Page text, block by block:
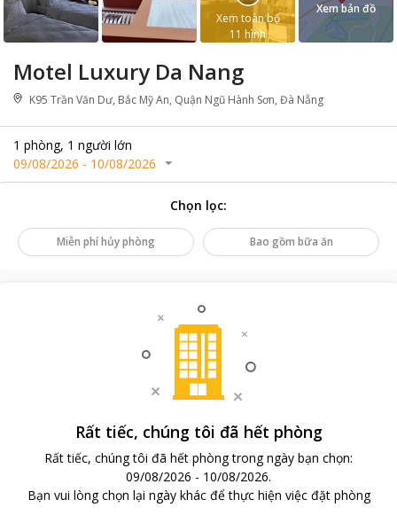
Motel Luxury Da Nang
K95 Trần Văn Dư, Bắc Mỹ An, Quận Ngũ Hành Sơn, Đà Nẵng
1 phòng, 1 người lớn
09/08/2026 - 10/08/2026
Xem toàn bộ
11 hình
Xem bản đồ
Chọn lọc:
Miễn phí hủy phòng Bao gồm bữa ăn
Rất tiếc, chúng tôi đã hết phòng
Rất tiếc, chúng tôi đã hết phòng trong ngày bạn chọn:
09/08/2026 - 10/08/2026.
Bạn vui lòng chọn lại ngày khác để thực hiện việc đặt phòng